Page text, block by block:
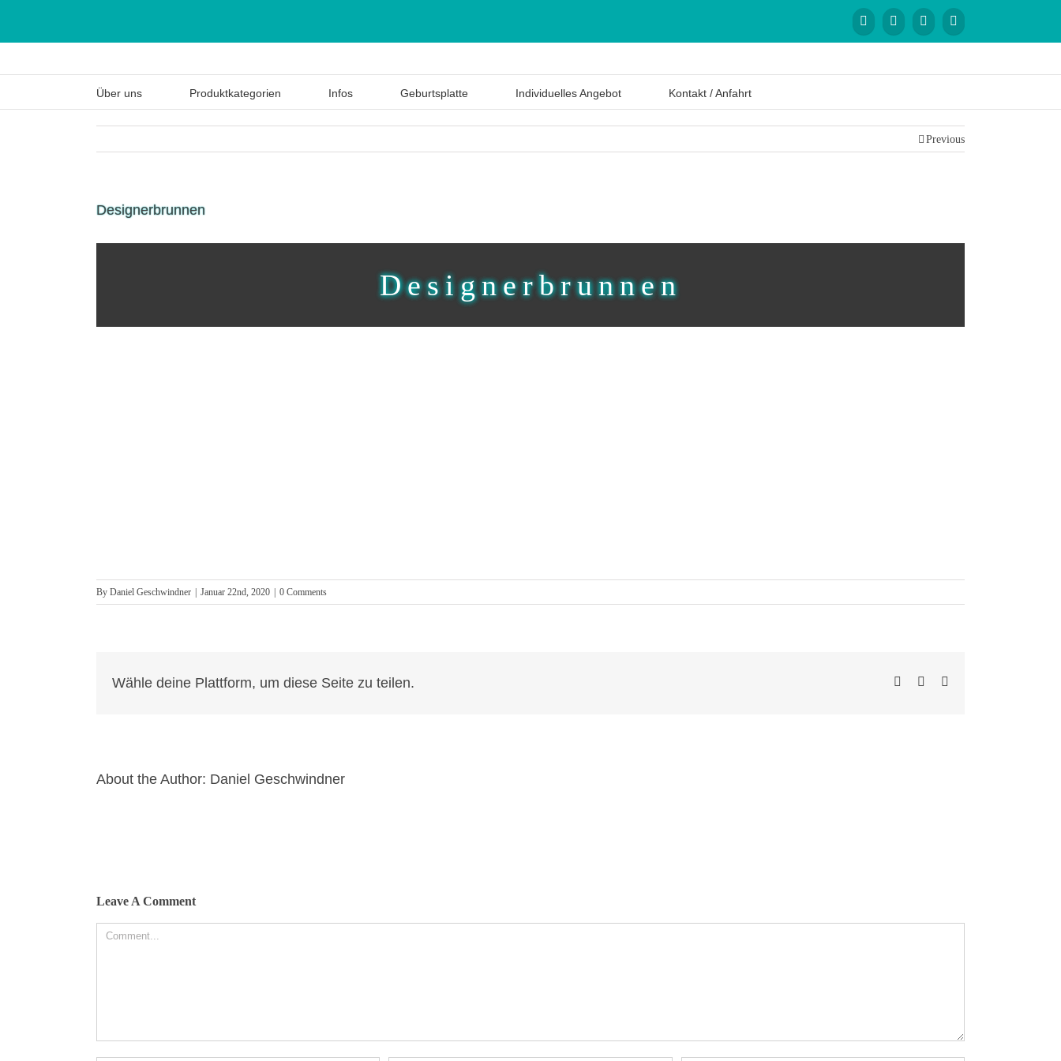
Über uns Produktkategorien Infos Geburtsplatte Individuelles Angebot Kontakt / Anfahrt
Previous
Designerbrunnen
Designerbrunnen
By Daniel Geschwindner Januar 22nd, 2020 0 Comments
Wähle deine Plattform, um diese Seite zu teilen.
About the Author: Daniel Geschwindner
Leave A Comment